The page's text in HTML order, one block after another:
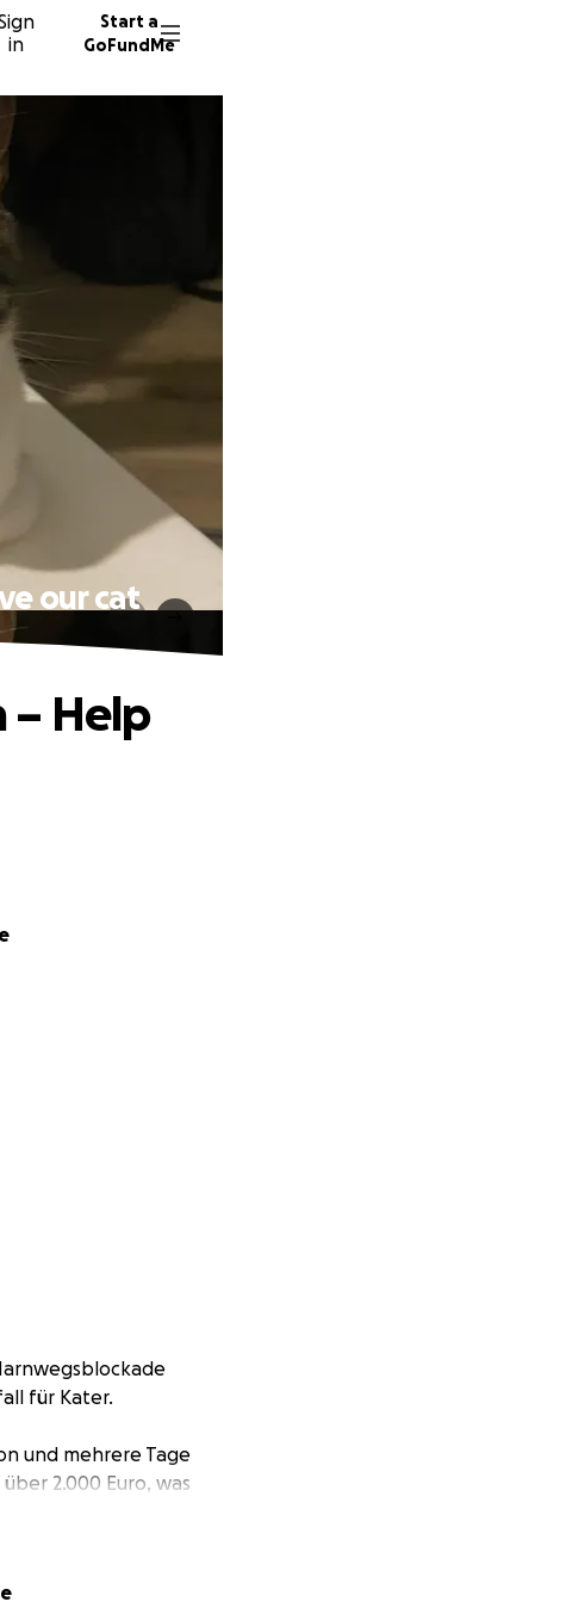
in
Start a
GoFundMe
our cat
– Help
für Kater.
und mehrere Tage
2.000 Euro, was